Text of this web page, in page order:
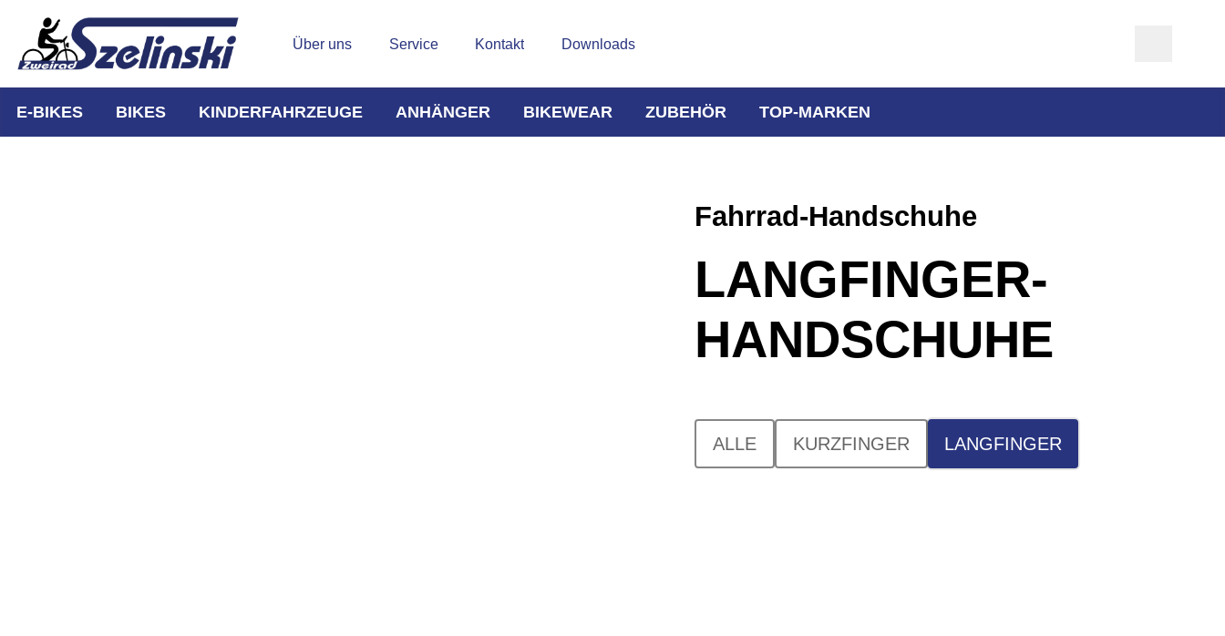
Über uns Service Kontakt Downloads
E-BIKES BIKES KINDERFAHRZEUGE ANHÄNGER BIKEWEAR ZUBEHÖR TOP-MARKEN
Fahrrad-Handschuhe
LANGFINGER­
HANDSCHUHE
ALLE KURZFINGER LANGFINGER